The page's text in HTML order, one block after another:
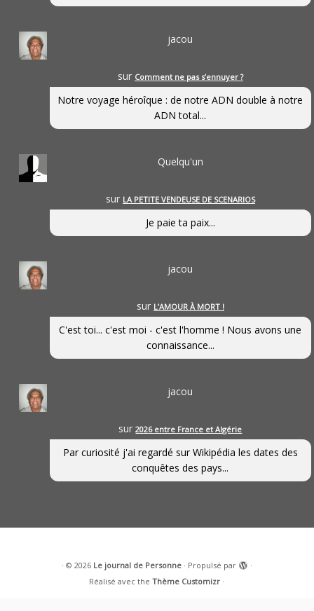
jacou
sur Comment ne pas s’ennuyer ?
Notre voyage héroîque : de notre ADN double à notre
ADN total...
Quelqu'un
sur LA PETITE VENDEUSE DE SCENARIOS
Je paie ta paix...
jacou
sur L’AMOUR À MORT !
C'est toi... c'est moi - c'est l'homme ! Nous avons une
connaissance...
jacou
sur2026 entre France et Algérie
Par curiosité j'ai regardé sur Wikipédia les dates des
conquêtes des pays...
· © 2026 Le journal de Personne· Propulsé par
·
Réalisé avec theThème Customizr ·